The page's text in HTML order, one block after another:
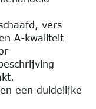
vers
A-kwaliteit
een duidelijke